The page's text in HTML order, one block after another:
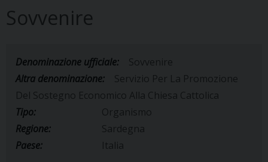
Sovvenire
Denominazione ufficiale:
Sovvenire
Altra denominazione:
Servizio Per La Promozione
Del Sostegno Economico Alla Chiesa Cattolica
Tipo:
Organismo
Regione:
Sardegna
Paese:
Italia